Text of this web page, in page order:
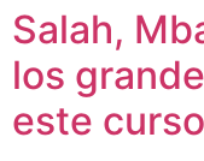
Salah,
los
este curso